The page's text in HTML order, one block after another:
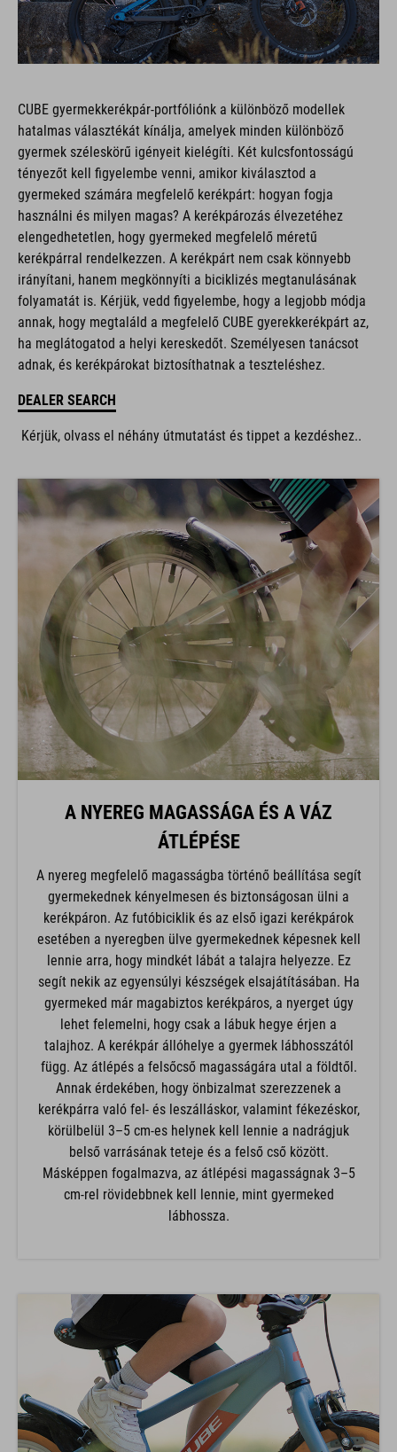
CUBE gyermekkerékpár-portfóliónk a különböző modellek
hatalmas választékát kínálja, amelyek minden különböző
gyermek széleskörű igényeit kielégíti. Két kulcsfontosságú
tényezőt kell figyelembe venni, amikor kiválasztod a
gyermeked számára megfelelő kerékpárt: hogyan fogja
használni és milyen magas? A kerékpározás élvezetéhez
elengedhetetlen, hogy gyermeked megfelelő méretű
kerékpárral rendelkezzen. A kerékpárt nem csak könnyebb
irányítani, hanem megkönnyíti a biciklizés megtanulásának
folyamatát is. Kérjük, vedd figyelembe, hogy a legjobb módja
annak, hogy megtaláld a megfelelő CUBE gyerekkerékpárt az,
ha meglátogatod a helyi kereskedőt. Személyesen tanácsot
adnak, és kerékpárokat biztosíthatnak a teszteléshez.
DEALER SEARCH
Kérjük, olvass el néhány útmutatást és tippet a kezdéshez..
A NYEREG MAGASSÁGA ÉS A VÁZ
ÁTLÉPÉSE
A nyereg megfelelő magasságba történő beállítása segít
gyermekednek kényelmesen és biztonságosan ülni a
kerékpáron. Az futóbiciklik és az első igazi kerékpárok
esetében a nyeregben ülve gyermekednek képesnek kell
lennie arra, hogy mindkét lábát a talajra helyezze. Ez
segít nekik az egyensúlyi készségek elsajátításában. Ha
gyermeked már magabiztos kerékpáros, a nyerget úgy
lehet felemelni, hogy csak a lábuk hegye érjen a
talajhoz. A kerékpár állóhelye a gyermek lábhosszától
függ. Az átlépés a felsőcső magasságára utal a földtől.
Annak érdekében, hogy önbizalmat szerezzenek a
kerékpárra való fel- és leszálláskor, valamint fékezéskor,
körülbelül 3–5 cm-es helynek kell lennie a nadrágjuk
belső varrásának teteje és a felső cső között.
Másképpen fogalmazva, az átlépési magasságnak 3–5
cm-rel rövidebbnek kell lennie, mint gyermeked
lábhossza.